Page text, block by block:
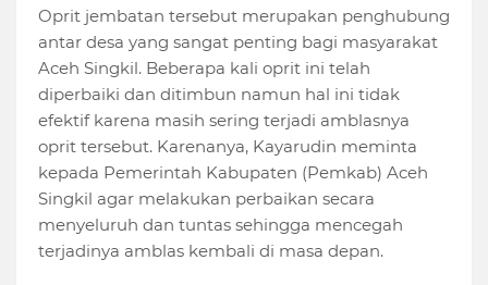
Oprit jembatan tersebut merupakan penghubung
antar desa yang sangat penting bagi masyarakat
Aceh Singkil. Beberapa kali oprit ini telah
diperbaiki dan ditimbun namun hal ini tidak
efektif karena masih sering terjadi amblasnya
oprit tersebut. Karenanya, Kayarudin meminta
kepada Pemerintah Kabupaten (Pemkab) Aceh
Singkil agar melakukan perbaikan secara
menyeluruh dan tuntas sehingga mencegah
terjadinya amblas kembali di masa depan.